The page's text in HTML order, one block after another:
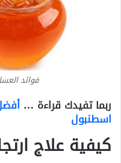
فوائد
ربما تفيدك قراءة …
اسطنبول
كيفية علاج